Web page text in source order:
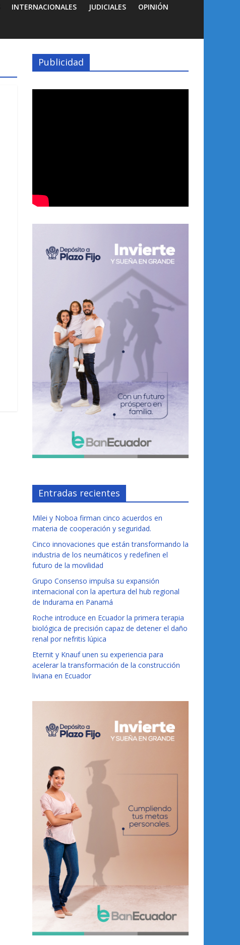
INTERNACIONALES JUDICIALES OPINIÓN
Publicidad
Entradas recientes
Milei y Noboa firman cinco acuerdos en
materia de cooperación y seguridad.
Cinco innovaciones que están transformando la
industria de los neumáticos y redefinen el
futuro de la movilidad
Grupo Consenso impulsa su expansión
internacional con la apertura del hub regional
de Indurama en Panamá
Roche introduce en Ecuador la primera terapia
biológica de precisión capaz de detener el daño
renal por nefritis lúpica
Eternit y Knauf unen su experiencia para
acelerar la transformación de la construcción
liviana en Ecuador